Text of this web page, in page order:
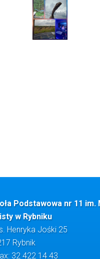
Podstawowa nr 11 im.
w Rybniku
Henryka Jośki 25
Rybnik
32 422 14 43